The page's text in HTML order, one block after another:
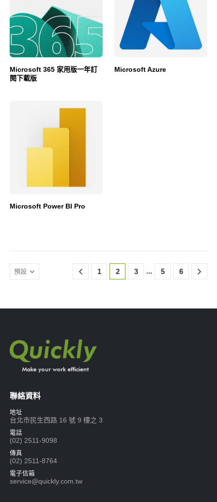
Microsoft 365 家用版一年訂
閱下載版
Microsoft Azure
Microsoft Power BI Pro
1 2 3 ... 5 6
聯絡資料
地址
台北市民生西路 16 號 9 樓之 3
電話
(02) 2511-9098
傳真
(02) 2511-8764
電子信箱
service@quickly.com.tw